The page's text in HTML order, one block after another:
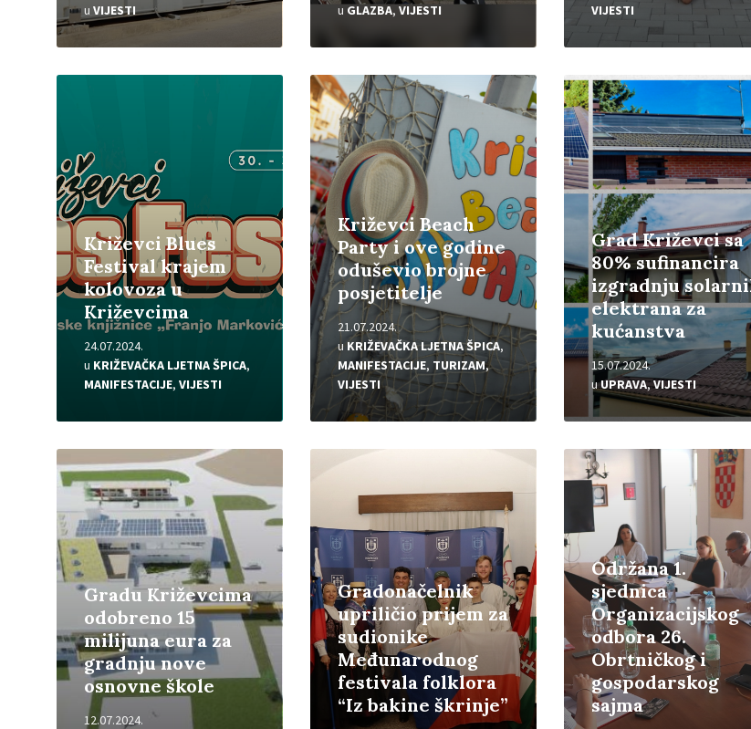
u VIJESTI
uGLAZBA,VIJESTI
VIJESTI
Križevci Blues
Festival krajem
kolovoza u
Križevcima
24.07.2024.
u KRIŽEVAČKA LJETNA ŠPICA,
MANIFESTACIJE, VIJESTI
Pročitajte
Križevci Beach
Party i ove godine
oduševio brojne
posjetitelje
21.07.2024.
u KRIŽEVAČKA LJETNA ŠPICA,
MANIFESTACIJE, TURIZAM,
VIJESTI
Pročitajte
više
Grad Križevci sa
80% sufinancira
izgradnju
elektrana za
kućanstva
15.07.2024.
uUPRAVA,VIJESTI
Pročitajte
više
Gradu Križevcima
odobreno 15
milijuna eura za
gradnju nove
osnovne škole
12.07.2024.
Pročitajte
više
Gradonačelnik
upriličio prijem za
sudionike
Međunarodnog
festivala folklora
“Iz bakine škrinje”
Održana 1.
sjednica
Organizacijskog
odbora 26.
Obrtničkog i
gospodarskog
sajma
Pročitajte
više